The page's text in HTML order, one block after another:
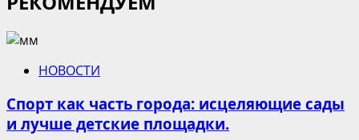
НОВОСТИ
Спорт как часть города: исцеляющие сады
и лучше детские площадки.